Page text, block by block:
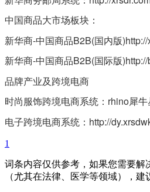
中国商品大市场板块：
新华商-中国商品B2B(国内版
新华商-中国商品B2B(国际版
品牌产业及跨境电商
时尚服饰跨境电商系统：rhino犀
电子跨境电商系统：http://
1
词条内容仅供参考，如果您需要解
（尤其在法律、医学等领域），建